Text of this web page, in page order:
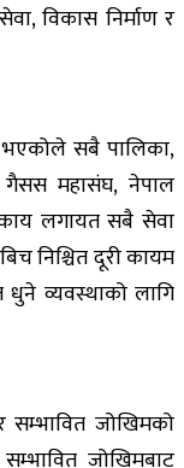
विकास निर्माण र
सबै पालिका,
गैसस महासंघ, नेपाल
लगायत सबै सेवा
निश्चित दूरी कायम
धुने व्यवस्थाको लागि
सम्भावित जोखिमको
जोखिमबाट